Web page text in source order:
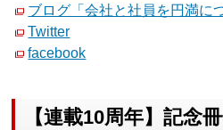
ブログ「会社と社員を円満に
Twitter
facebook
【連載10周年】記念